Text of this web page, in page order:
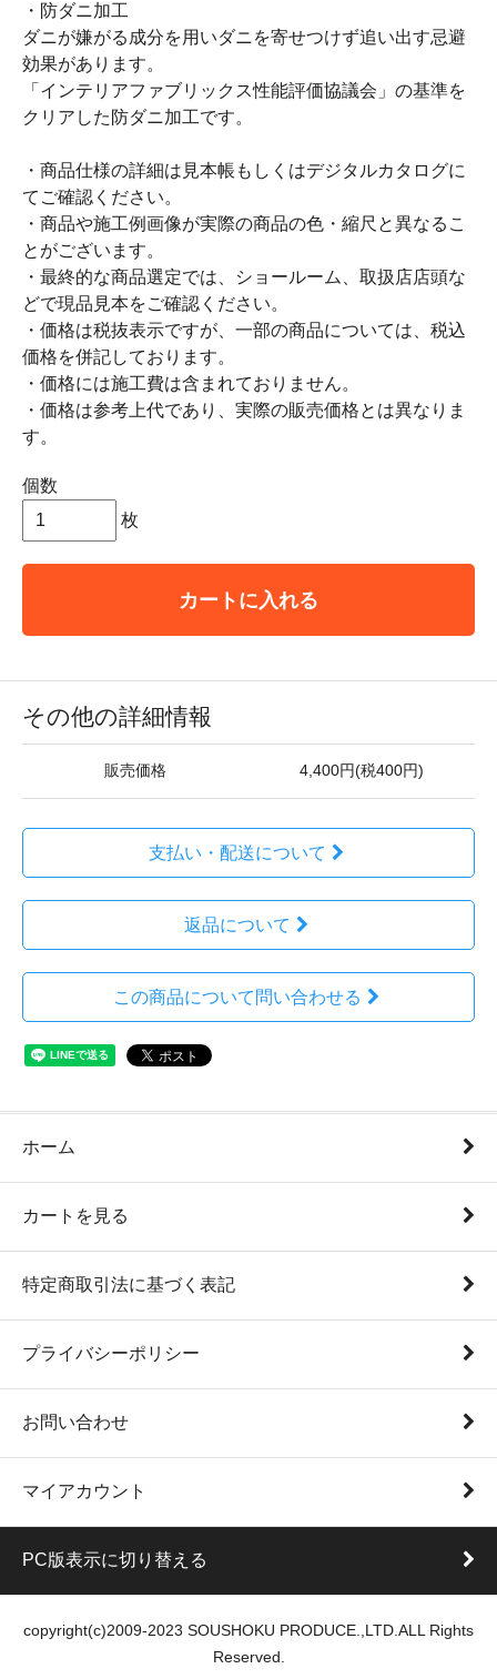
・防ダニ加工
ダニが嫌がる成分を用いダニを寄せつけず追い出す忌避
効果があります。
「インテリアファブリックス性能評価協議会」の基準を
クリアした防ダニ加工です。
・商品仕様の詳細は見本帳もしくはデジタルカタログに
てご確認ください。
・商品や施工例画像が実際の商品の色・縮尺と異なるこ
とがございます。
・最終的な商品選定では、ショールーム、取扱店店頭な
どで現品見本をご確認ください。
・価格は税抜表示ですが、一部の商品については、税込
価格を併記しております。
・価格には施工費は含まれておりません。
・価格は参考上代であり、実際の販売価格とは異なりま
す。
個数
枚
カートに入れる
その他の詳細情報
販売価格 4,400円(税400円)
支払い・配送について
返品について
この商品について問い合わせる
ホーム
カートを見る
特定商取引法に基づく表記
プライバシーポリシー
お問い合わせ
マイアカウント
PC版表示に切り替える
copyright(c)2009-2023 SOUSHOKU PRODUCE.,LTD.ALL Rights
Reserved.